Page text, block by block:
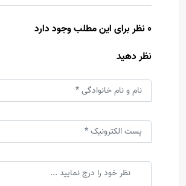
0 نظر برای این مطلب وجود دارد
نظر دهید